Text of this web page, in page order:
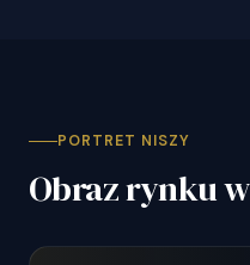
PORTRET NISZY
Obraz rynku